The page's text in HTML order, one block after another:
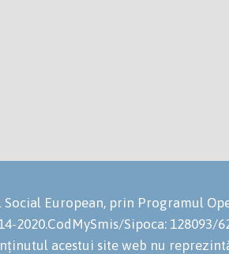
Social European, prin Programul
2020.CodMySmis/Sipoca: 128093/
acestui site web nu